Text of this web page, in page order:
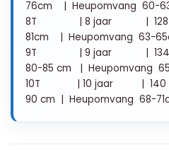
76cm | Heupomvang 60-
8T | 8 jaar | 128 |
81cm | Heupomvang 63-
9T | 9 jaar | 134 |
80-85 cm | Heupomvang
10T | 10 jaar | 140 |
90 cm | Heupomvang 68-